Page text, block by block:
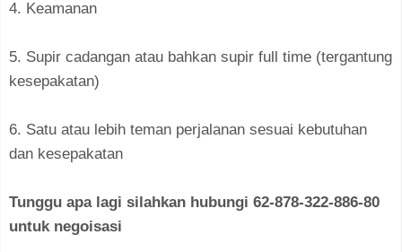
4. Keamanan
5. Supir cadangan atau bahkan supir full time (tergantung
kesepakatan)
6. Satu atau lebih teman perjalanan sesuai kebutuhan
dan kesepakatan
Tunggu apa lagi silahkan hubungi 62-878-322-886-80
untuk negoisasi